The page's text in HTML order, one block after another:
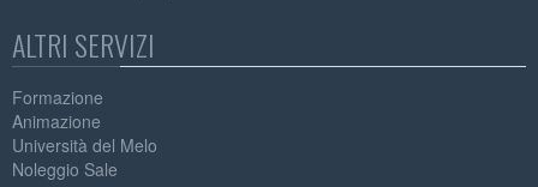
ALTRI SERVIZI
Formazione
Animazione
Università del Melo
Noleggio Sale